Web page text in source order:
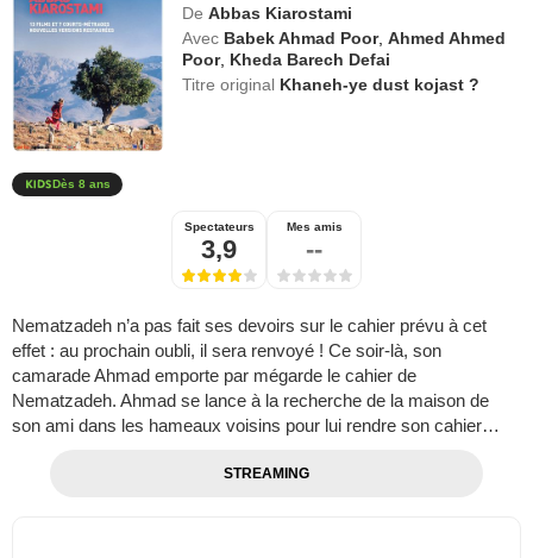
De Abbas Kiarostami
Avec Babek Ahmad Poor,Ahmed Ahmed
Poor, Kheda Barech Defai
Titre original Khaneh-ye dust kojast ?
Dès 8 ans
Spectateurs
3,9
Mes amis
--
Nematzadeh n’a pas fait ses devoirs sur le cahier prévu à cet
effet : au prochain oubli, il sera renvoyé ! Ce soir-là, son
camarade Ahmad emporte par mégarde le cahier de
Nematzadeh. Ahmad se lance à la recherche de la maison de
son ami dans les hameaux voisins pour lui rendre son cahier…
STREAMING